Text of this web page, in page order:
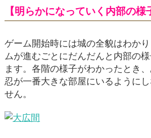
【明らかになっていく内部の様
ゲーム開始時には城の全貌はわか
ムが進むごとにだんだんと内部の
ます。各階の様子がわかったとき
忍が一番大きな部屋にいるように
せん。